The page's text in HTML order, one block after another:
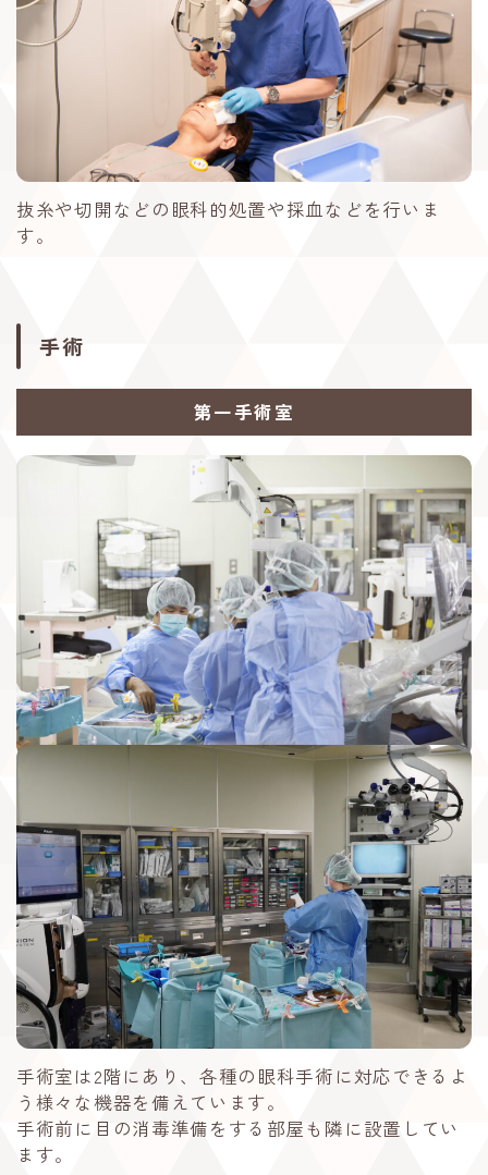
抜糸や切開などの眼科的処置や採血などを行いま
す。
手術
第一手術室
手術室は2階にあり、各種の眼科手術に対応できるよ
う様々な機器を備えています。
手術前に目の消毒準備をする部屋も隣に設置してい
ます。